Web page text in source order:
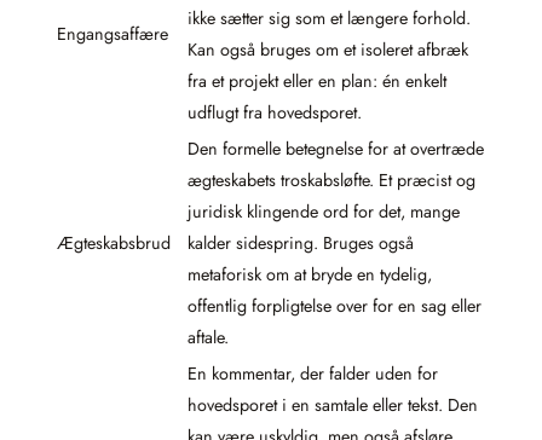
Engangsaffære
ikke sætter sig som et længere forhold.
Kan også bruges om et isoleret afbræk
fra et projekt eller en plan: én enkelt
udflugt fra hovedsporet.
Ægteskabsbrud
Den formelle betegnelse for at overtræde
ægteskabets troskabsløfte. Et præcist og
juridisk klingende ord for det, mange
kalder sidespring. Bruges også
metaforisk om at bryde en tydelig,
offentlig forpligtelse over for en sag eller
aftale.
En kommentar, der falder uden for
hovedsporet i en samtale eller tekst. Den